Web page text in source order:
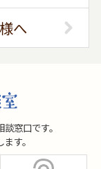
へ
窓口です。
す。